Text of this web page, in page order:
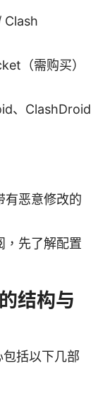
Clash
（需购买）
、ClashDroid
有恶意修改的
，先了解配置
结构与
括以下几部